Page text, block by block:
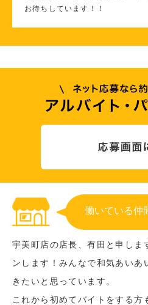
お待ちしています！！
働いている仲
宇美町店の店長、有田と申しま
ンします！みんなで和気あいあ
きたいと思っています。
これから初めてバイトをする方